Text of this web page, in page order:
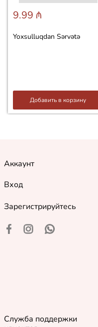
9.99 ₼
Yoxsulluqdan Sərvətə
Добавить в корзину
Аккаунт
Вход
Зарегистрируйтесь
Служба поддержки